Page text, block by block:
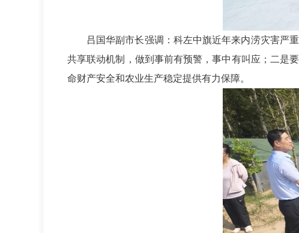
吕国华副市长强调：科左中旗近年来内涝灾害严
共享联动机制，做到事前有预警，事中有叫应；二是
命财产安全和农业生产稳定提供有力保障。